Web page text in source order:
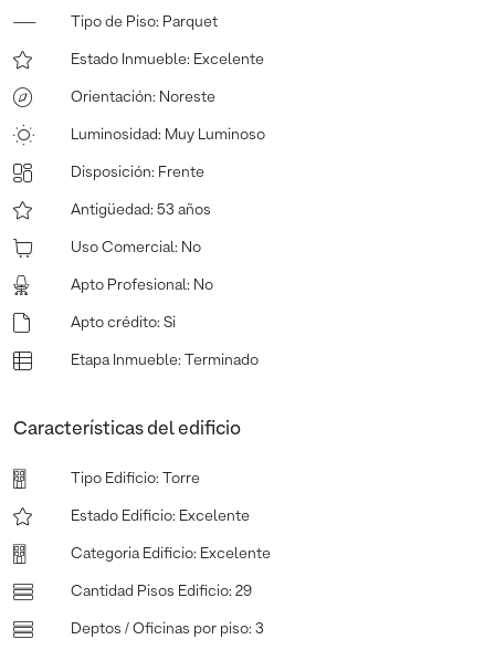
Tipo de Piso: Parquet
Estado Inmueble: Excelente
Orientación: Noreste
Luminosidad: Muy Luminoso
Disposición: Frente
Antigüedad: 53 años
Uso Comercial : No
Apto Profesional : No
Apto crédito: Si
Etapa Inmueble: Terminado
Características del edificio
Tipo Edificio: Torre
Estado Edificio: Excelente
Categoria Edificio: Excelente
Cantidad Pisos Edificio: 29
Deptos / Oficinas por piso: 3